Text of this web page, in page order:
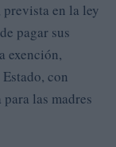
en la ley
pagar sus
exención,
con
las madres